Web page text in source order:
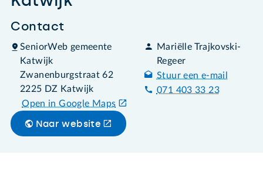
Contact
SeniorWeb gemeente
Katwijk
Zwanenburgstraat 62
2225 DZ Katwijk
Open in Google Maps
Mariëlle Trajkovski-
Regeer
Stuur een e-mail
071 403 33 23
Naar website